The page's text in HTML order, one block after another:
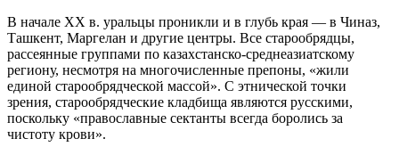
В начале XX в. уральцы проникли и в глубь края — в Чиназ,
Ташкент, Маргелан и другие центры. Все старообрядцы,
рассеянные группами по казахстанско-среднеазиатскому
региону, несмотря на многочисленные препоны, «жили
единой старообрядческой массой». С этнической точки
зрения, старообрядческие кладбища являются русскими,
поскольку «православные сектанты всегда боролись за
чистоту крови».